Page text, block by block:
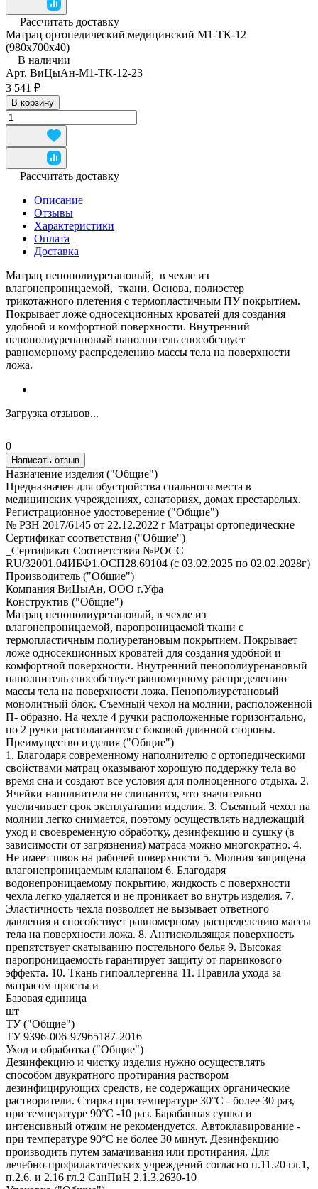
Рассчитать доставку
Матрац ортопедический медицинский М1-ТК-12
(980x700x40)
В наличии
Арт. ВиЦыАн-М1-ТК-12-23
3 541 ₽
В корзину
Рассчитать доставку
Описание
Отзывы
Характеристики
Оплата
Доставка
Матрац пенополиуретановый, в чехле из
влагонепроницаемой, ткани. Основа, полиэстер
трикотажного плетения с термопластичным ПУ покрытием.
Покрывает ложе односекционных кроватей для создания
удобной и комфортной поверхности. Внутренний
пенополиуренановый наполнитель способствует
равномерному распределению массы тела на поверхности
ложа.
Загрузка отзывов...
0
Написать отзыв
Назначение изделия ("Общие")
Предназначен для обустройства спального места в
медицинских учреждениях, санаториях, домах престарелых.
Регистрационное удостоверение ("Общие")
№ РЗН 2017/6145 от 22.12.2022 г Матрацы ортопедические
Сертификат соответствия ("Общие")
_Сертификат Соответствия №РОСС
RU/32001.04ИБФ1.ОСП28.69104 (с 03.02.2025 по 02.02.2028г)
Производитель ("Общие")
Компания ВиЦыАн, ООО г.Уфа
Конструктив ("Общие")
Матрац пенополиуретановый, в чехле из
влагонепроницаемой, паропроницаемой ткани с
термопластичным полиуретановым покрытием. Покрывает
ложе односекционных кроватей для создания удобной и
комфортной поверхности. Внутренний пенополиуренановый
наполнитель способствует равномерному распределению
массы тела на поверхности ложа. Пенополиуретановый
монолитный блок. Съемный чехол на молнии, расположенной
П- образно. На чехле 4 ручки расположенные горизонтально,
по 2 ручки располагаются с боковой длинной стороны.
Преимущество изделия ("Общие")
1. Благодаря современному наполнителю с ортопедическими
свойствами матрац оказывают хорошую поддержку тела во
время сна и создают все условия для полноценного отдыха. 2.
Ячейки наполнителя не слипаются, что значительно
увеличивает срок эксплуатации изделия. 3. Съемный чехол на
молнии легко снимается, поэтому осуществлять надлежащий
уход и своевременную обработку, дезинфекцию и сушку (в
зависимости от загрязнения) матраса можно многократно. 4.
Не имеет швов на рабочей поверхности 5. Молния защищена
влагонепроницаемым клапаном 6. Благодаря
водонепроницаемому покрытию, жидкость с поверхности
чехла легко удаляется и не проникает во внутрь изделия. 7.
Эластичность чехла позволяет не вызывает ответного
давления и способствует равномерному распределению массы
тела на поверхности ложа. 8. Антискользящая поверхность
препятствует скатыванию постельного белья 9. Высокая
паропроницаемость гарантирует защиту от парникового
эффекта. 10. Ткань гипоаллергенна 11. Правила ухода за
матрасом просты и
Базовая единица
шт
ТУ ("Общие")
ТУ 9396-006-97965187-2016
Уход и обработка ("Общие")
Дезинфекцию и чистку изделия нужно осуществлять
способом двукратного протирания раствором
дезинфицирующих средств, не содержащих органические
растворители. Стирка при температуре 30°С - более 30 раз,
при температуре 90°С -10 раз. Барабанная сушка и
интенсивный отжим не рекомендуется. Автоклавирование -
при температуре 90°С не более 30 минут. Дезинфекцию
производить путем замачивания или протирания. Для
лечебно-профилактических учреждений согласно п.11.20 гл.1,
п.2.6. и 2.16 гл.2 СанПиН 2.1.3.2630-10